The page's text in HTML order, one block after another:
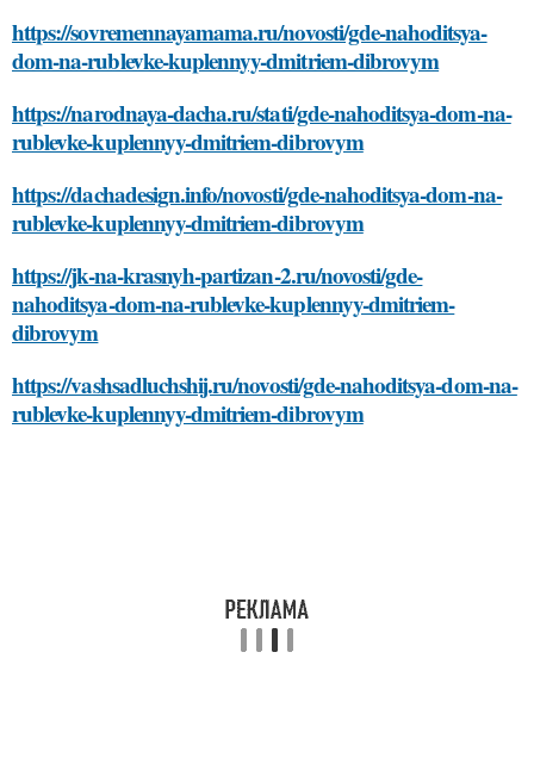
https://sovremennayamama.ru/novosti/gde-nahoditsya-
dom-na-rublevke-kuplennyy-dmitriem-dibrovym
https://narodnaya-dacha.ru/stati/gde-nahoditsya-dom-na-
rublevke-kuplennyy-dmitriem-dibrovym
https://dachadesign.info/novosti/gde-nahoditsya-dom-na-
rublevke-kuplennyy-dmitriem-dibrovym
https://jk-na-krasnyh-partizan-2.ru/novosti/gde-
nahoditsya-dom-na-rublevke-kuplennyy-dmitriem-
dibrovym
https://vashsadluchshij.ru/novosti/gde-nahoditsya-dom-na-
rublevke-kuplennyy-dmitriem-dibrovym